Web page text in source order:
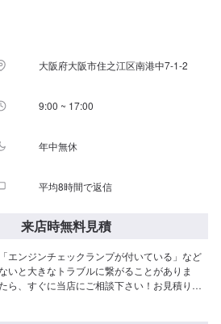
大阪府大阪市住之江区南港中7-1-2
9:00 ~ 17:00
年中無休
平均8時間で返信
来店時無料見積
エンジンチェックランプが付いている」など
いと大きなトラブルに繋がることがありま
ら、すぐに当店にご相談下さい！お見積りは